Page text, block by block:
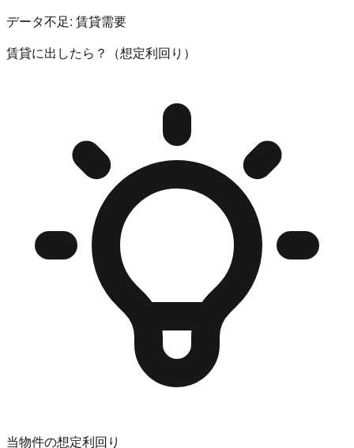
データ不足: 賃貸需要
賃貸に出したら？（想定利回り）
当物件の想定利回り